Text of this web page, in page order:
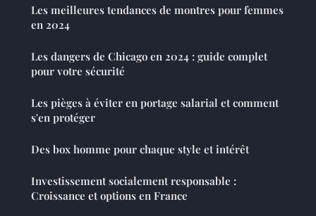
Les meilleures tendances de montres pour femmes
en 2024
Les dangers de Chicago en 2024 : guide complet
pour votre sécurité
Les pièges à éviter en portage salarial et comment
s'en protéger
Des box homme pour chaque style et intérêt
Investissement socialement responsable :
Croissance et options en France